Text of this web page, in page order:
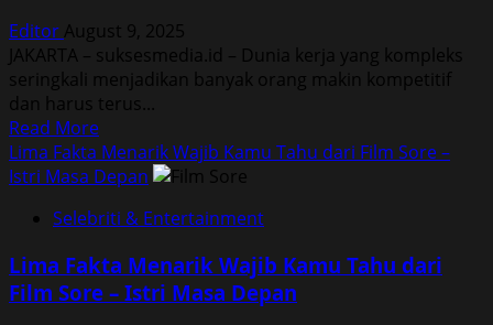
Terlalu
Larut
Editor August 9, 2025
JAKARTA – suksesmedia.id – Dunia kerja yang kompleks
seringkali menjadikan banyak orang makin kompetitif
dan harus terus...
Read MoreRead
more
about
Cara
Melatih
EQ
Lima Fakta Menarik Wajib Kamu Tahu dari Film Sore –
Istri Masa Depan
Selebriti & Entertainment
Lima Fakta Menarik Wajib Kamu Tahu dari
Film Sore – Istri Masa Depan